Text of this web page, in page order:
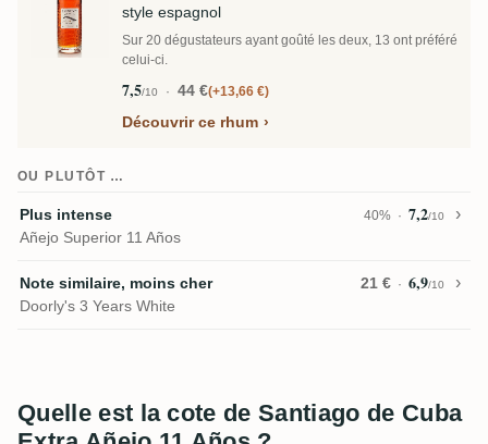
style espagnol
Sur 20 dégustateurs ayant goûté les deux, 13 ont préféré
celui-ci.
7,5/10 44 € +13,66 €
Découvrir ce rhum
OU PLUTÔT …
Plus intense 40% 7,2/10
Añejo Superior 11 Años
Note similaire, moins cher 21 € 6,9/10
Doorly's 3 Years White
Quelle est la cote de Santiago de Cuba